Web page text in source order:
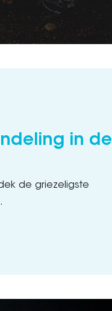
in de
de griezeligste